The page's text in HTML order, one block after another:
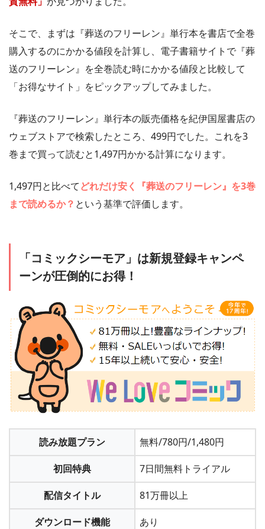
そこで、まずは『葬送のフリーレン』単行本を書店で全巻
購入するのにかかる値段を計算し、電子書籍サイトで『葬
送のフリーレン』を全巻読む時にかかる値段と比較して
「お得なサイト」をピックアップしてみました。
『葬送のフリーレン』単行本の販売価格を紀伊国屋書店の
ウェブストアで検索したところ、499円でした。これを3
巻まで買って読むと1,497円かかる計算になります。
1,497円と比べてどれだけ安く『葬送のフリーレン』を3巻
まで読めるか？ という基準で評価します。
「コミックシーモア」は新規登録キャンペ
ーンが圧倒的にお得！
読み放題プラン 無料/780円/1,480円
初回特典 7日間無料トライアル
配信タイトル 81万冊以上
ダウンロード機能 あり